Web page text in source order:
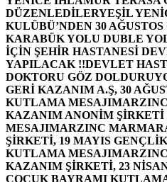
DÜZENLEDİLERYEŞİL
KULÜBÜ’NDEN 30 AĞUSTOS
KARABÜK YOLU DUBLE
İÇİN ŞEHİR HASTANESİ
YAPILACAK !!DEVLET
DOKTORU GÖZ
GERİ KAZANIM A.Ş, 30
KUTLAMA MESAJI
KAZANIM ANONİM
MESAJIMARZINC
ŞİRKETİ, 19 MAYIS
KUTLAMA MESAJI
KAZANIM ŞİRKETİ, 23
ÇOCUK BAYRAMI